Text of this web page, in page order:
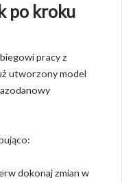
po kroku
pracy z
utworzony model
dokonaj zmian w